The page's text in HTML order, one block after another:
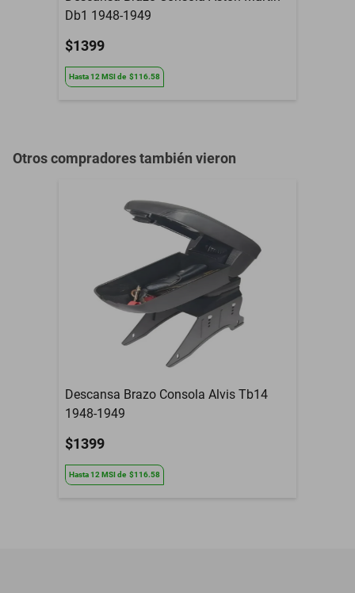
Db1 1948-1949
$1399
Hasta12 MSIde $116.58
Otros compradores también vieron
Descansa Brazo Consola Alvis Tb14
1948-1949
$1399
Hasta12 MSIde $116.58